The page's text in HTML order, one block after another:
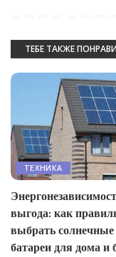
ТЕБЕ ТАКЖЕ
ТЕХНИКА
выгода: как
выбрать солнечные
батареи для дома и